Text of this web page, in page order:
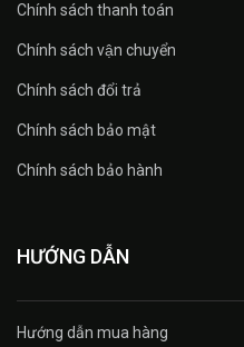
Chính sách thanh toán
Chính sách vận chuyển
Chính sách đổi trả
Chính sách bảo mật
Chính sách bảo hành
HƯỚNG DẪN
Hướng dẫn mua hàng